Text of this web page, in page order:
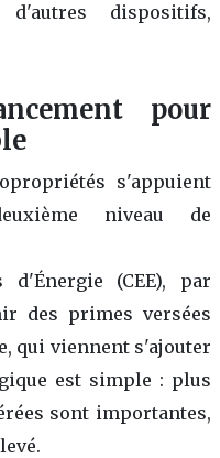
dispositifs,
pour
s'appuient
niveau de
d'Énergie (CEE), par
des primes versées
qui viennent s'ajouter
est simple : plus
sont importantes,